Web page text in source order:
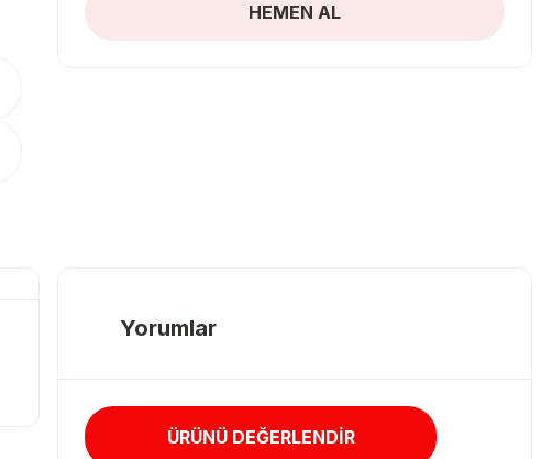
HEMEN AL
Yorumlar
ÜRÜNÜ DEĞERLENDİR